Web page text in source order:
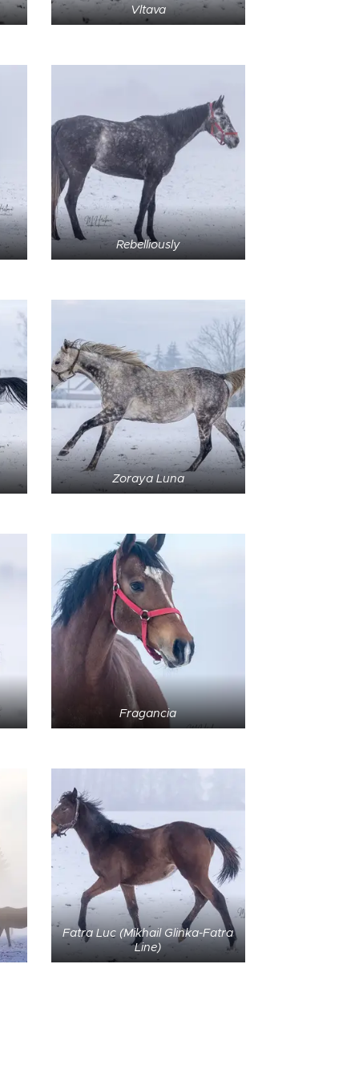
Vltava
Rebelliously
Zoraya Luna
Fragancia
Fatra Luc (Mikhail Glinka-Fatra
Line)